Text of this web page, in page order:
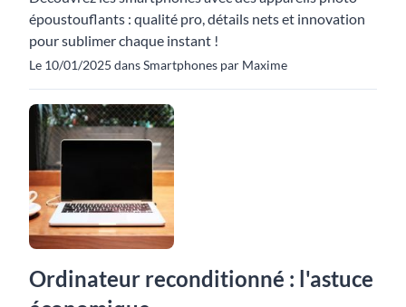
époustouflants : qualité pro, détails nets et innovation
pour sublimer chaque instant !
Le 10/01/2025 dans Smartphones par Maxime
Ordinateur reconditionné : l'astuce